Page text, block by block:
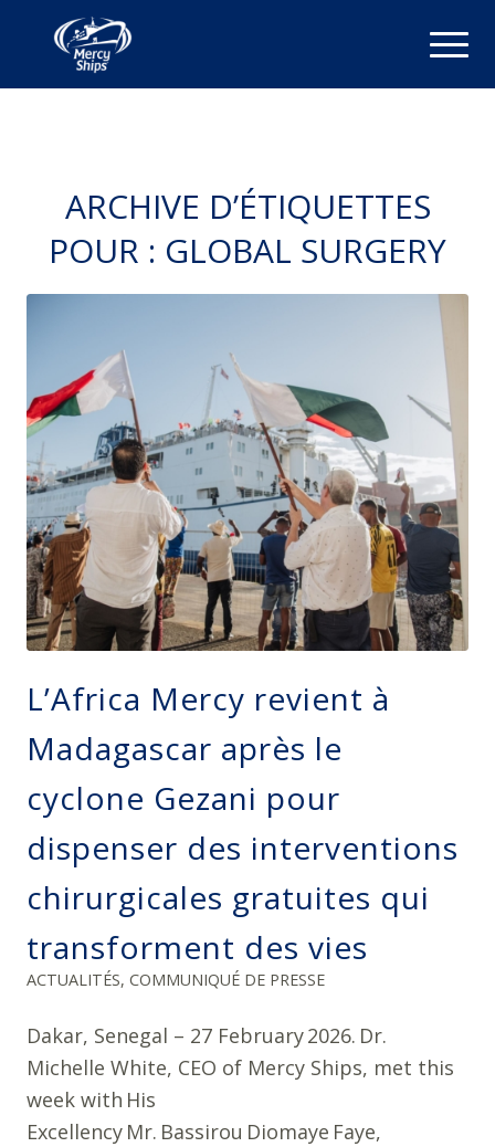
ARCHIVE D’ÉTIQUETTES
POUR : GLOBAL SURGERY
L’Africa Mercy revient à
Madagascar après le
cyclone Gezani pour
dispenser des interventions
chirurgicales gratuites qui
transforment des vies
ACTUALITÉS, COMMUNIQUÉ DE PRESSE
Dakar, Senegal – 27 February 2026. Dr.
Michelle White, CEO of Mercy Ships, met this
week with His
Excellency Mr. Bassirou Diomaye Faye,